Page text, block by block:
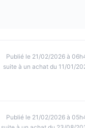
Publié le 21/02/2026 à
suite à un achat du 11/01/
Publié le 21/02/2026 à